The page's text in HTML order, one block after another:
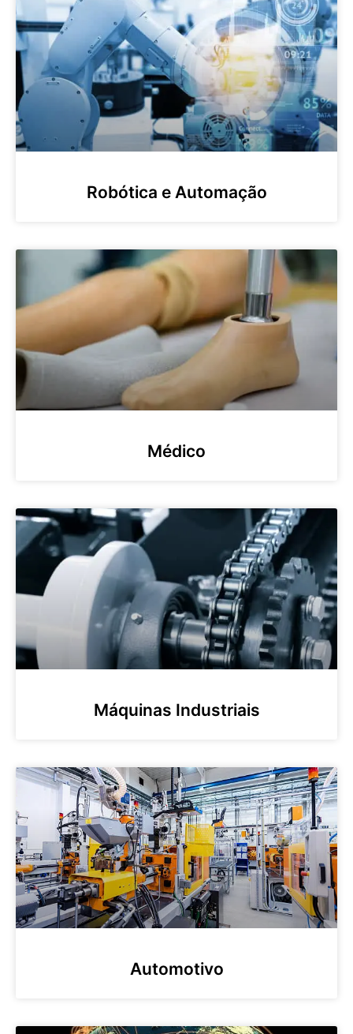
Robótica e Automação
Médico
Máquinas Industriais
Automotivo